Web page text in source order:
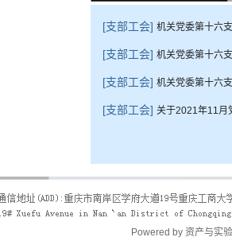
[支部工会] 机关党委第十六
[支部工会] 机关党委第十六
[支部工会] 机关党委第十六
[支部工会] 关于2021年11月
Powered by 资产与实